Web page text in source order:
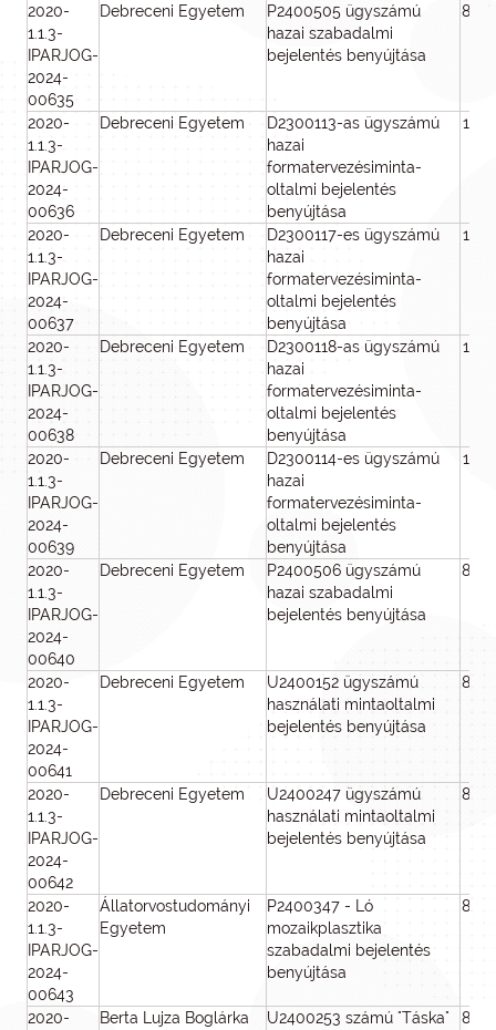
2020-
1.1.3-
IPARJOG-
2024-
00635
Debreceni Egyetem
P2400505 ügyszámú
hazai szabadalmi
bejelentés benyújtása
800
2020-
1.1.3-
IPARJOG-
2024-
00636
Debreceni Egyetem
D2300113-as ügyszámú
hazai
formatervezésiminta-
oltalmi bejelentés
benyújtása
100
2020-
1.1.3-
IPARJOG-
2024-
00637
Debreceni Egyetem
D2300117-es ügyszámú
hazai
formatervezésiminta-
oltalmi bejelentés
benyújtása
100
2020-
1.1.3-
IPARJOG-
2024-
00638
Debreceni Egyetem
D2300118-as ügyszámú
hazai
formatervezésiminta-
oltalmi bejelentés
benyújtása
100
2020-
1.1.3-
IPARJOG-
2024-
00639
Debreceni Egyetem
D2300114-es ügyszámú
hazai
formatervezésiminta-
oltalmi bejelentés
benyújtása
100
2020-
1.1.3-
IPARJOG-
2024-
00640
Debreceni Egyetem
P2400506 ügyszámú
hazai szabadalmi
bejelentés benyújtása
800
2020-
1.1.3-
IPARJOG-
2024-
00641
Debreceni Egyetem
U2400152 ügyszámú
használati mintaoltalmi
bejelentés benyújtása
800
2020-
1.1.3-
IPARJOG-
2024-
00642
Debreceni Egyetem
U2400247 ügyszámú
használati mintaoltalmi
bejelentés benyújtása
800
2020-
1.1.3-
IPARJOG-
2024-
00643
Állatorvostudományi
Egyetem
P2400347 - Ló
mozaikplasztika
szabadalmi bejelentés
benyújtása
800
2020-
Berta Lujza Boglárka
U2400253 számú "Táska"
800